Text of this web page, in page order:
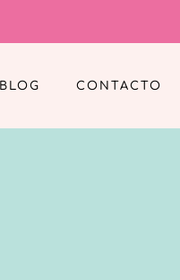
BLOG CONTACTO